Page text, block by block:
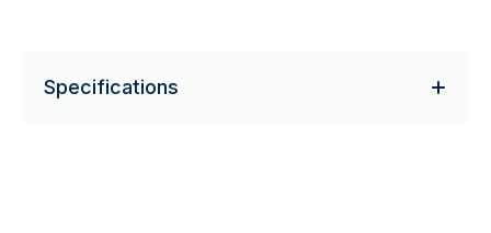
Specifications